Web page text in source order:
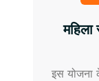
इस योजना